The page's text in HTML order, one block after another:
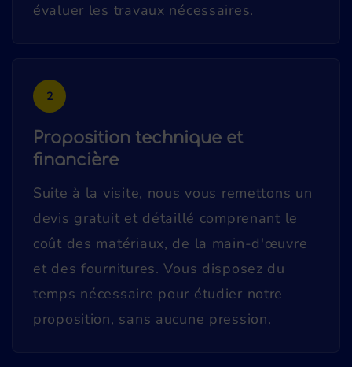
évaluer les travaux nécessaires.
2
Proposition technique et
financière
Suite à la visite, nous vous remettons un
devis gratuit et détaillé comprenant le
coût des matériaux, de la main-d'œuvre
et des fournitures. Vous disposez du
temps nécessaire pour étudier notre
proposition, sans aucune pression.